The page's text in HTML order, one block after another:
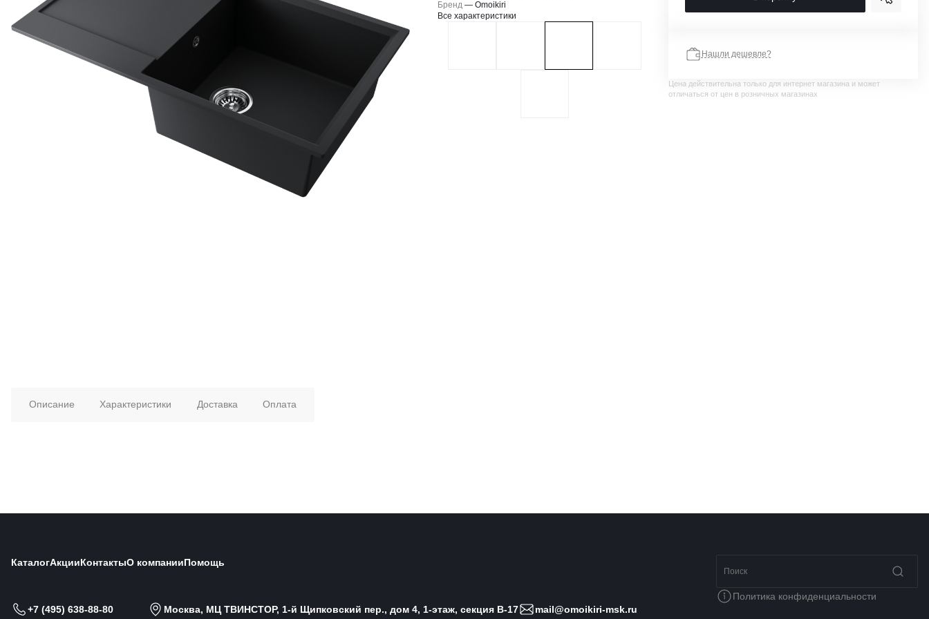
Бренд —Omoikiri
Все характеристики
Нашли дешевле?
Цена действительна только для интернет магазина и может
отличаться от цен в розничных магазинах
Описание Характеристики Доставка Оплата
КаталогАкцииКонтактыО компанииПомощь
+7 (495) 638-88-80 Москва, МЦ ТВИНСТОР, 1-й Щипковский пер., дом 4, 1-этаж, секция B-17 mail@omoikiri-msk.ru
Политика конфиденциальности